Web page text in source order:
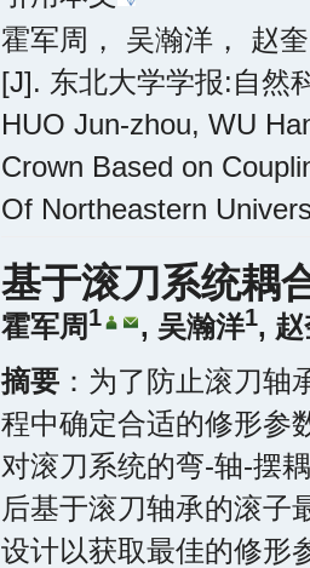
霍军周， 吴瀚洋， 赵
[J]. 东北大学学报:自然
HUO Jun-zhou, WU
Crown Based on
Of Northeastern
基于滚刀系统耦
霍军周 1 , 吴瀚洋1,
摘要 ：为了防止滚刀轴
程中确定合适的修形参
对滚刀系统的弯-轴-摆
后基于滚刀轴承的滚子
设计以获取最佳的修形